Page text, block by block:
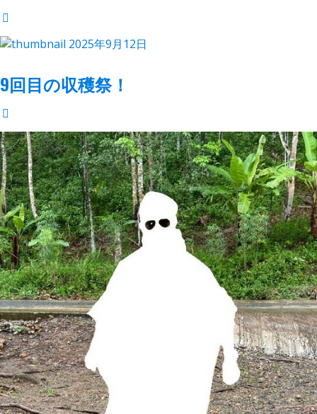
2025年9月12日
9回目の収穫祭！